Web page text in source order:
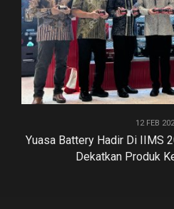
12 FEB
Yuasa Battery Hadir Di IIMS
Dekatkan Produk